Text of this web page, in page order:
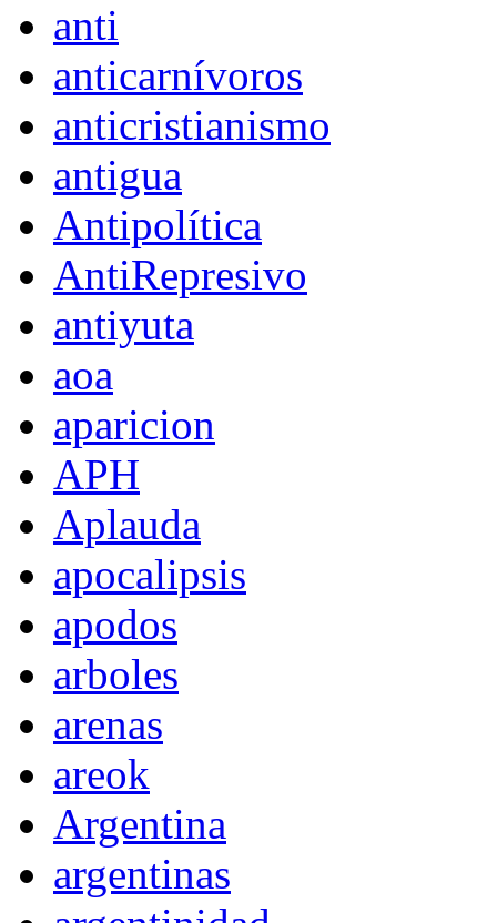
anti
anticarnívoros
anticristianismo
antigua
Antipolítica
AntiRepresivo
antiyuta
aoa
aparicion
APH
Aplauda
apocalipsis
apodos
arboles
arenas
areok
Argentina
argentinas